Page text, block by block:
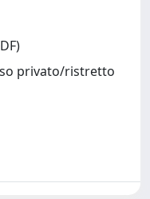
privato/ristretto